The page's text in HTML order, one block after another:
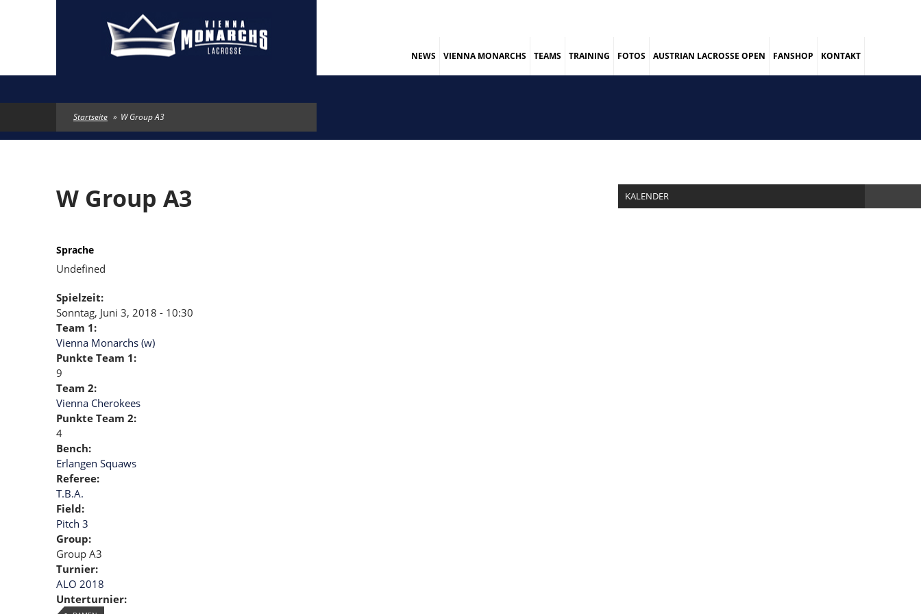
NEWS VIENNA MONARCHS TEAMS TRAINING FOTOS AUSTRIAN LACROSSE OPEN FANSHOP KONTAKT
Startseite » W Group A3
W Group A3
Sprache
Undefined
Spielzeit:
Sonntag, Juni 3, 2018 - 10:30
Team 1:
Vienna Monarchs (w)
Punkte Team 1:
9
Team 2:
Vienna Cherokees
Punkte Team 2:
4
Bench:
Erlangen Squaws
Referee:
T.B.A.
Field:
Pitch 3
Group:
Group A3
Turnier:
ALO 2018
Unterturnier:
KALENDER